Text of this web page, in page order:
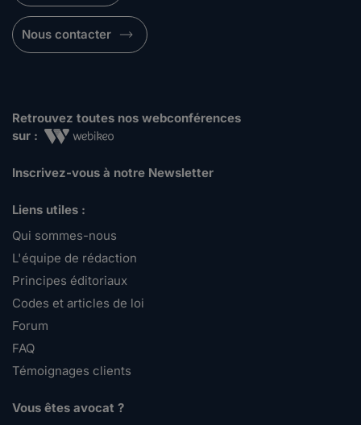
Nous contacter
Retrouvez toutes nos webconférences
sur :
Inscrivez-vous à notre Newsletter
Liens utiles :
Qui sommes-nous
L'équipe de rédaction
Principes éditoriaux
Codes et articles de loi
Forum
FAQ
Témoignages clients
Vous êtes avocat ?